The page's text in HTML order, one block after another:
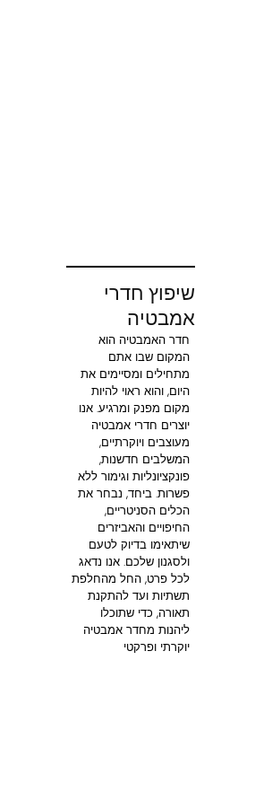
שיפוץ חדרי
אמבטיה
חדר האמבטיה הוא
המקום שבו אתם
מתחילים ומסיימים את
היום, והוא ראוי להיות
מקום מפנק ומרגיע. אנו
יוצרים חדרי אמבטיה
מעוצבים ויוקרתיים,
המשלבים חדשנות,
פונקציונליות וגימור ללא
פשרות. ביחד, נבחר את
הכלים הסניטריים,
החיפויים והאביזרים
שיתאימו בדיוק לטעם
ולסגנון שלכם. אנו נדאג
לכל פרט, החל מהחלפת
תשתיות ועד להתקנת
תאורה, כדי שתוכלו
ליהנות מחדר אמבטיה
יוקרתי ופרקטי